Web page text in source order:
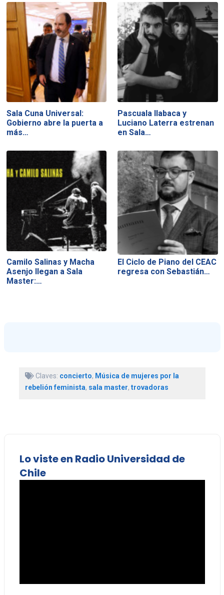
Sala Cuna Universal:
Gobierno abre la puerta a
más…
Pascuala Ilabaca y
Luciano Laterra estrenan
en Sala…
Camilo Salinas y Macha
Asenjo llegan a Sala
Master:…
El Ciclo de Piano del CEAC
regresa con Sebastián…
Claves: concierto, Música de mujeres por la
rebelión feminista, sala master, trovadoras
Lo viste en Radio Universidad de
Chile